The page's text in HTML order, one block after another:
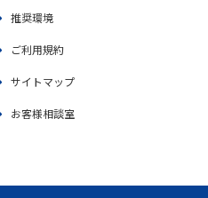
推奨環境
ご利用規約
サイトマップ
お客様相談室